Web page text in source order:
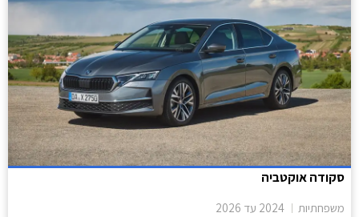
סקודה אוקטביה
משפחתיות 2024 עד 2026